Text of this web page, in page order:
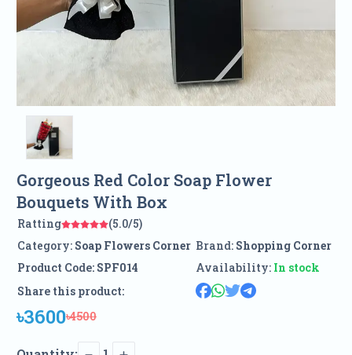
Gorgeous Red Color Soap Flower
Bouquets With Box
Ratting
(5.0/5)
Category: Soap Flowers Corner Brand: Shopping Corner
Product Code: SPF014 Availability: In stock
Share this product:
৳3600৳4500